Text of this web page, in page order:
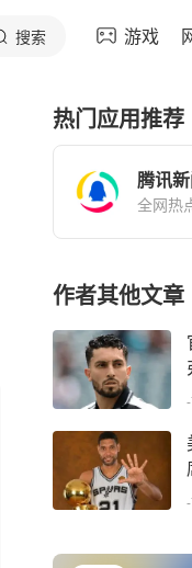
搜索 游戏
热门应用推荐
腾讯
全网热
作者其他文章